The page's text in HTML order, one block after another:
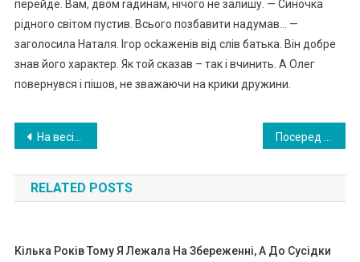
перейде. Вам, двом rадинам, нічого не залишу. — Синочка
рідного світом пустив. Всього позбавити надумав… —
заголосила Наталя. Ігор осkаженів від слів батька. Він добре
знав його характер. Як той сказав – так і вчинить. А Олег
повернувся і пішов, не зважаючи на крики дружини.
Навигация
по
записям
На весіллі подруги я закохалася в її нареченого з першого погляду, і це було взаємно, і на наступний день моє життя змінилося назавжди
RELATED POSTS
Кілька Років Тому Я Лежала На Збереженні, А До Сусідки